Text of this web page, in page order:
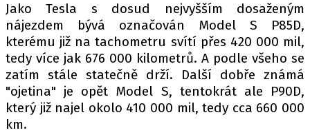
KONTAKT
VYDAVATEL
INZERCE
OSOBNÍ ÚDAJE / COOKIES
Jako Tesla s dosud nejvyšším dosaženým
nájezdem bývá označován Model S P85D,
kterému již na tachometru svítí přes 420 000 mil,
tedy více jak 676 000 kilometrů. A podle všeho se
zatím stále statečně drží. Další dobře známá
"ojetina" je opět Model S, tentokrát ale P90D,
který již najel okolo 410 000 mil, tedy cca 660 000
km.